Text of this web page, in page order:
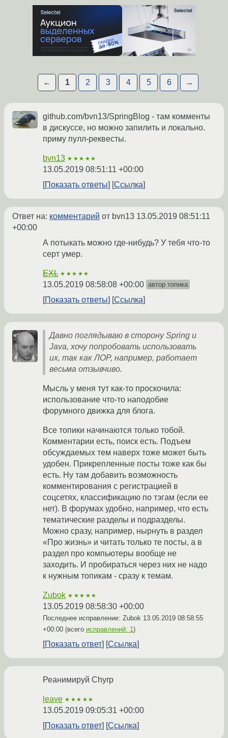
← 1 2 3 4 5 6 →
github.com/bvn13/SpringBlog - там комменты
в дискуссе, но можно запилить и локально.
приму пулл-реквесты.
bvn13 ★★★★★
13.05.2019 08:51:11 +00:00
Показать ответы
Ссылка
Ответ на: комментарий от bvn13 13.05.2019 08:51:11
+00:00
А потыкать можно где-нибудь? У тебя что-то
серт умер.
EXL ★★★★★
13.05.2019 08:58:08 +00:00 автор топика
Показать ответы Ссылка
Давно поглядываю в сторону Spring и
Java, хочу попробовать использовать
их, так как ЛОР, например, работает
весьма отзывчиво.
Мысль у меня тут как-то проскочила:
использование что-то наподобие
форумного движка для блога.
Все топики начинаются только тобой.
Комментарии есть, поиск есть. Подъем
обсуждаемых тем наверх тоже может быть
удобен. Прикрепленные посты тоже как бы
есть. Ну там добавить возможность
комментирования с регистрацией в
соцсетях, классификацию по тэгам (если ее
нет). В форумах удобно, например, что есть
тематические разделы и подразделы.
Можно сразу, например, нырнуть в раздел
«Про жизнь» и читать только те посты, а в
раздел про компьютеры вообще не
заходить. И пробираться через них не надо
к нужным топикам - сразу к темам.
Zubok ★★★★★
13.05.2019 08:58:30 +00:00
Последнее исправление: Zubok 13.05.2019 08:58:55
+00:00 (всего исправлений: 1)
Показать ответ Ссылка
Реанимируй Chyrp
leave ★★★★★
13.05.2019 09:05:31 +00:00
Показать ответ
Ссылка